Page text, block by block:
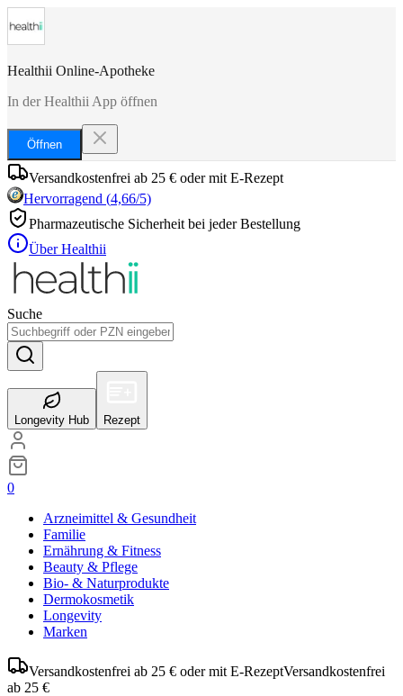
Healthii Online-Apotheke
In der Healthii App öffnen
Öffnen
Versandkostenfrei ab 25 € oder mit E-Rezept
Hervorragend (4,66/5)
Pharmazeutische Sicherheit bei jeder Bestellung
Über Healthii
Suche
Longevity Hub Rezept
0
Arzneimittel & Gesundheit
Familie
Ernährung & Fitness
Beauty & Pflege
Bio- & Naturprodukte
Dermokosmetik
Longevity
Marken
Versandkostenfrei ab 25 € oder mit E-RezeptVersandkostenfrei
ab 25 €